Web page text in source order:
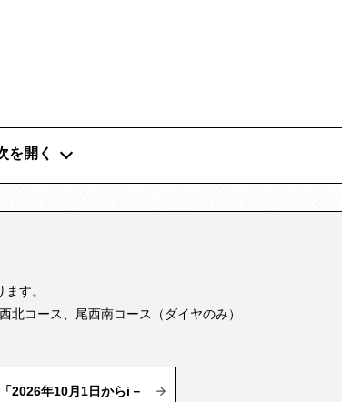
を開く
す。
コース、尾西南コース（ダイヤのみ）
2026年10月1日からi－